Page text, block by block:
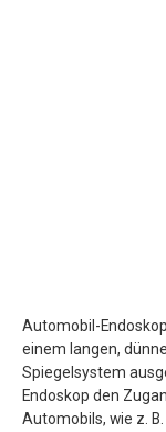
Automobil-
einem langen,
Spiegelsystem
Endoskop den
Automobils, wie z.